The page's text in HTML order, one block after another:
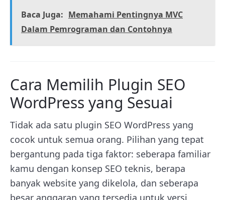
Baca Juga: Memahami Pentingnya MVC
Dalam Pemrograman dan Contohnya
Cara Memilih Plugin SEO
WordPress yang Sesuai
Tidak ada satu plugin SEO WordPress yang
cocok untuk semua orang. Pilihan yang tepat
bergantung pada tiga faktor: seberapa familiar
kamu dengan konsep SEO teknis, berapa
banyak website yang dikelola, dan seberapa
besar anggaran yang tersedia untuk versi